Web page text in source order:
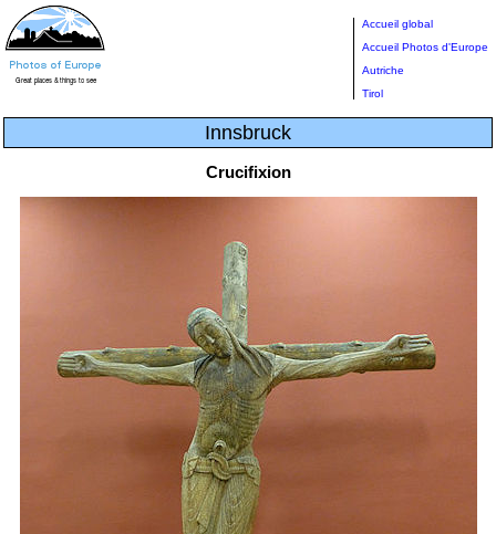
Accueil global
Accueil Photos d'Europe
Autriche
Tirol
Innsbruck
Crucifixion